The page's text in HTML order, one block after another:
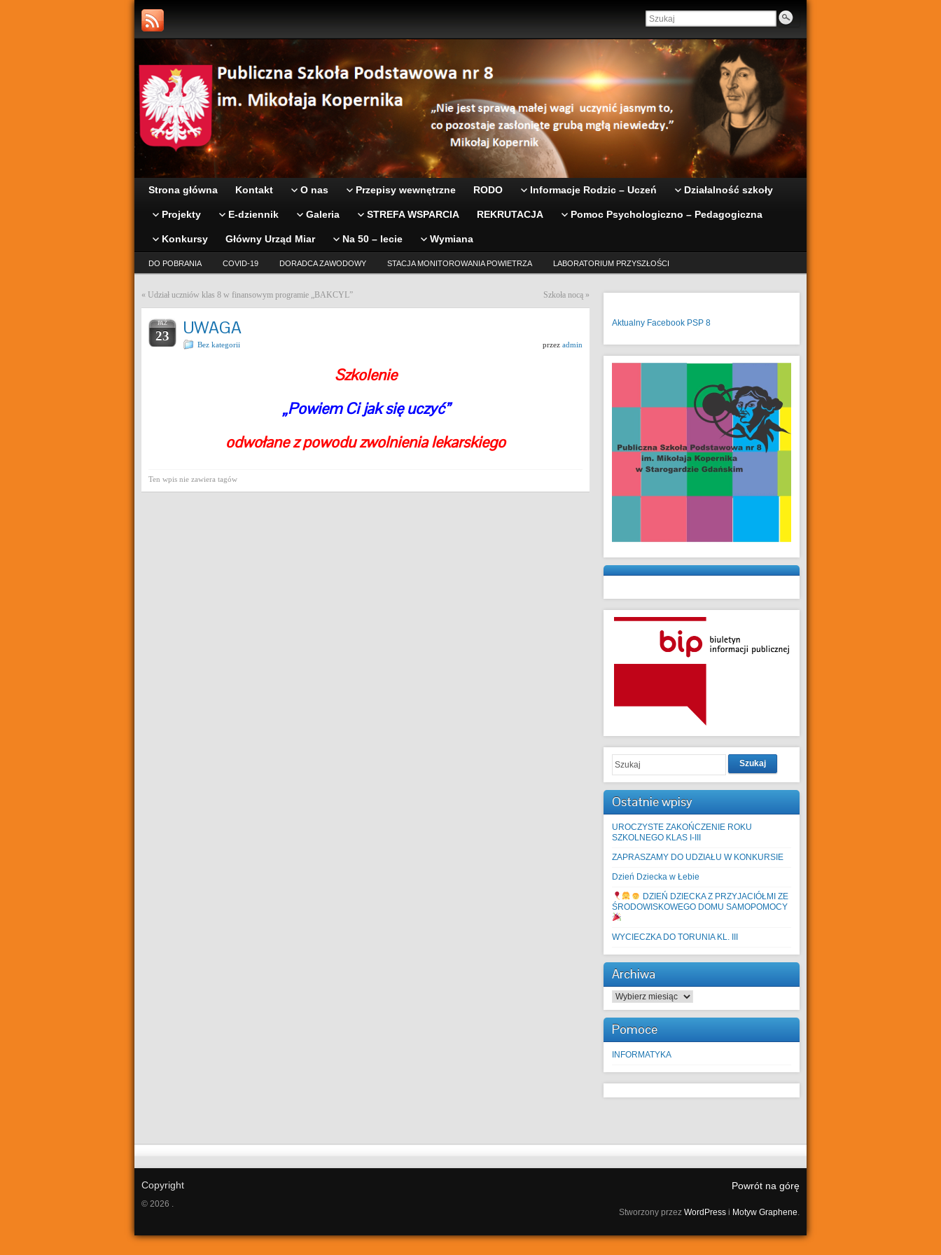
Strona główna Kontakt O nas Przepisy wewnętrzne RODO Informacje Rodzic – Uczeń Działalność szkoły
Projekty E-dziennik Galeria STREFA WSPARCIA REKRUTACJA Pomoc Psychologiczno – Pedagogiczna
Konkursy Główny Urząd Miar Na 50 – lecie Wymiana
DO POBRANIA COVID-19 DORADCA ZAWODOWY STACJA MONITOROWANIA POWIETRZA LABORATORIUM PRZYSZŁOŚCI
« Udział uczniów klas 8 w finansowym programie „BAKCYL” Szkoła nocą »
PAŹ
23 UWAGA
Bez kategorii przez admin
Szkolenie
„Powiem Ci jak się uczyć”
odwołane z powodu zwolnienia lekarskiego
Ten wpis nie zawiera tagów
Aktualny Facebook PSP 8
Szukaj
Ostatnie wpisy
UROCZYSTE ZAKOŃCZENIE ROKU
SZKOLNEGO KLAS I-III
ZAPRASZAMY DO UDZIAŁU W KONKURSIE
Dzień Dziecka w Łebie
DZIEŃ DZIECKA Z PRZYJACIÓŁMI ZE
ŚRODOWISKOWEGO DOMU SAMOPOMOCY
WYCIECZKA DO TORUNIA KL. III
Archiwa
Archiwa
Pomoce
INFORMATYKA
Copyright
© 2026 .
Powrót na górę
Stworzony przez WordPress i Motyw Graphene